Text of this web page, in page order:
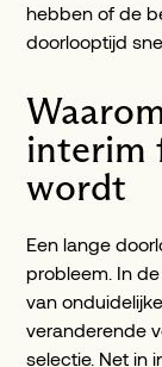
hebben of de
doorlooptijd
interim
wordt
Een lange
probleem. In
van
veranderende
selectie. Net in